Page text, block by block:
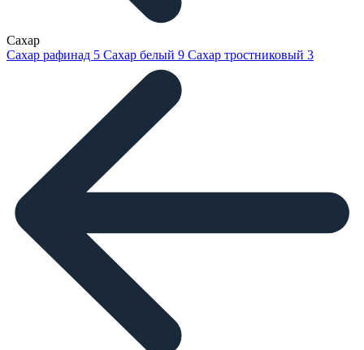
Сахар
Сахар рафинад 5 Сахар белый 9 Сахар тростниковый 3